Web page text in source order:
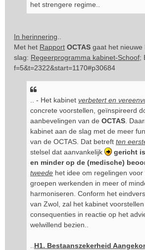
het strengere regime..
In herinnering
Met het Rapport OCTAS gaat het nieuwe
slag: Regeerprogramma kabinet-Schoof;
f=5&t=2322&start=1170#p30684
.. - Het kabinet verbetert en
concrete voorstellen, geïnspireerd
aanbevelingen van de OCTAS .
kabinet aan de slag met de meer
van de OCTAS. Dat betreft ten
stelsel dat aanvankelijk
gericht
en minder op de (medische)
tweede het idee om regelingen voor
groepen werkenden in meer of
harmoniseren. Conform het
van Zwol, zal het kabinet
consequenties in reactie op het
welwillend bezien..
H1. Bestaanszekerheid